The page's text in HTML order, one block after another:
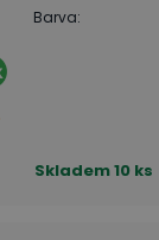
Barva:
Skladem10 ks